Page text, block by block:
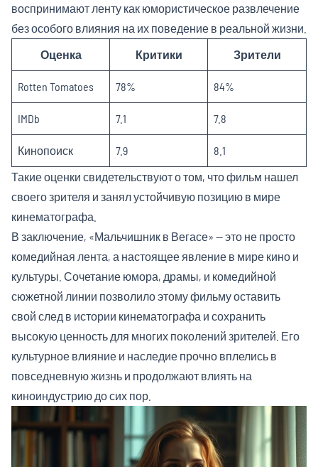
воспринимают ленту как юмористическое развлечение
без особого влияния на их поведение в реальной жизни.
Оценка
Критики Зрители
Rotten Tomatoes 78% 84%
IMDb 7.1 7.8
Кинопоиск 7.9
8.1
Такие оценки свидетельствуют о том, что фильм нашел
своего зрителя и занял устойчивую позицию в мире
кинематографа.
В заключение, «Мальчишник в Вегасе» — это не просто
комедийная лента, а настоящее явление в мире кино и
культуры. Сочетание юмора, драмы, и комедийной
сюжетной линии позволило этому фильму оставить
свой след в истории кинематографа и сохранить
высокую ценность для многих поколений зрителей. Его
культурное влияние и наследие прочно вплелись в
повседневную жизнь и продолжают влиять на
киноиндустрию до сих пор.